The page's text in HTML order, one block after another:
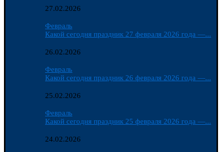
27.02.2026
Февраль
Какой сегодня праздник 27 февраля 2026 года —...
26.02.2026
Февраль
Какой сегодня праздник 26 февраля 2026 года —...
25.02.2026
Февраль
Какой сегодня праздник 25 февраля 2026 года —...
24.02.2026